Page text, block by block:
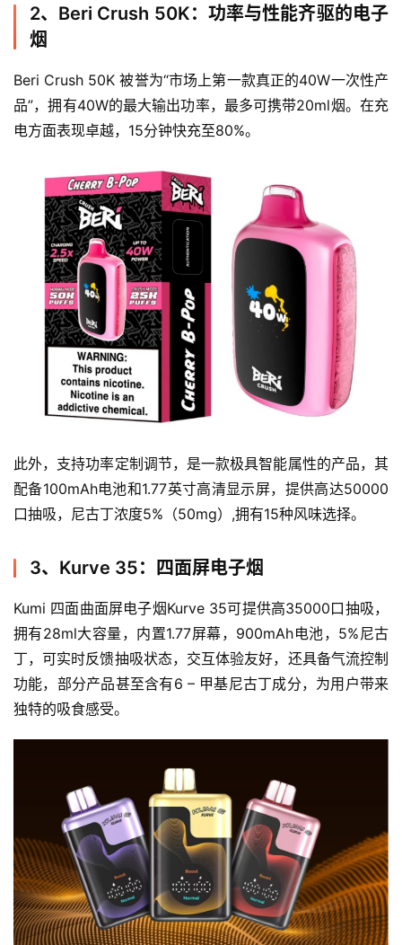
电
子
烟
资
2、Beri Crush 50K：功率与性能齐驱的电子
烟
Beri Crush 50K 被誉为“市场上第一款真正的40W一次性产
品”，拥有40W的最大输出功率，最多可携带20ml烟。在充
电方面表现卓越，15分钟快充至80%。
此外，支持功率定制调节，是一款极具智能属性的产品，其
配备100mAh电池和1.77英寸高清显示屏，提供高达50000
口抽吸，尼古丁浓度5%（50mg）,拥有15种风味选择。
3、Kurve 35：四面屏电子烟
Kumi 四面曲面屏电子烟Kurve 35可提供高35000口抽吸，
拥有28ml大容量，内置1.77屏幕，900mAh电池，5%尼古
丁，可实时反馈抽吸状态，交互体验友好，还具备气流控制
功能，部分产品甚至含有6 – 甲基尼古丁成分，为用户带来
独特的吸食感受。